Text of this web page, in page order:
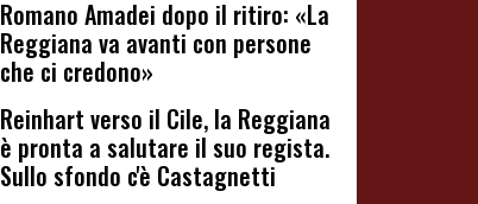
Romano Amadei dopo il ritiro: «La
Reggiana va avanti con persone
che ci credono»
Reinhart verso il Cile, la Reggiana
è pronta a salutare il suo regista.
Sullo sfondo c'è Castagnetti